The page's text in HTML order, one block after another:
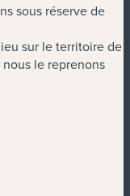
sous réserve de
sur le territoire de
le reprenons